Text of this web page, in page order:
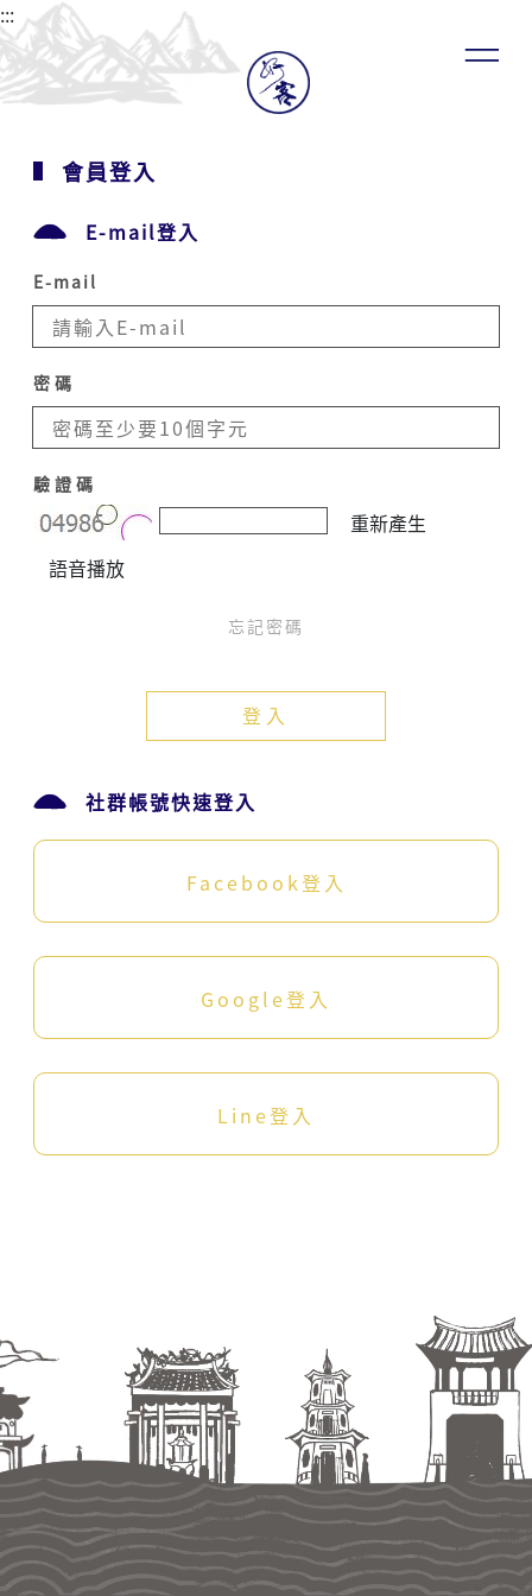
:::
會員登入
E-mail登入
E-mail
密碼
驗證碼
重新產生
語音播放
忘記密碼
登入
社群帳號快速登入
Facebook登入
Google登入
Line登入